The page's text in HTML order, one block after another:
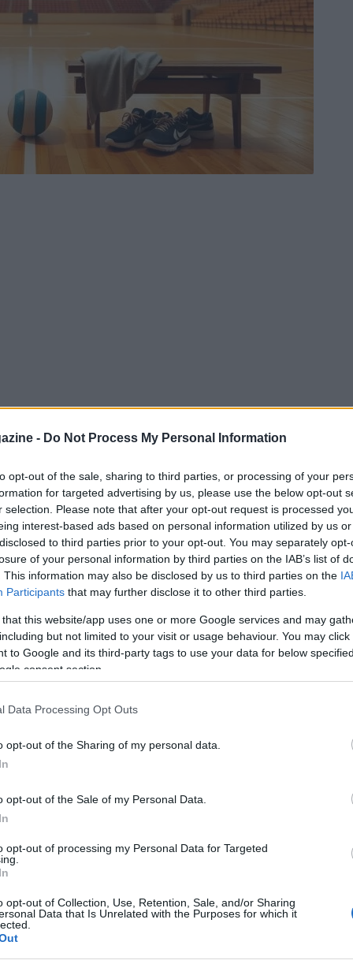
- Do Not Process My Personal Information
opt-out of the sale, sharing to third parties, or processing of your
for targeted advertising by us, please use the below opt-out
selection. Please note that after your opt-out request is processed
interest-based ads based on personal information utilized by us
to third parties prior to your opt-out. You may separately
of your personal information by third parties on the IAB’s list of
This information may also be disclosed by us to third parties on the
Participants that may further disclose it to other third parties.
that this website/app uses one or more Google services and may
but not limited to your visit or usage behaviour. You may
to Google and its third-party tags to use your data for below
consent section.
Data Processing Opt Outs
opt-out of the Sharing of my personal data.
opt-out of the Sale of my Personal Data.
opt-out of processing my Personal Data for Targeted
opt-out of Collection, Use, Retention, Sale, and/or Sharing
Data that Is Unrelated with the Purposes for which it
di un nuovo talento. Ludovica
diciannove anni, ha firmato per la squadra
al reparto delle centrali sotto la guida di
i suoi primi passi nel volley a
etecnica, diventando una delle promesse